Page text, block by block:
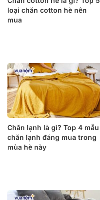
loại chăn cotton hè nên
mua
Chăn lạnh là gì? Top 4 mẫu
chăn lạnh đáng mua trong
mùa hè này